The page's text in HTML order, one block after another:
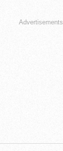
Advertisements